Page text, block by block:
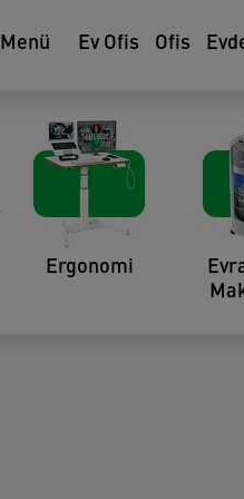
Menü Ev Ofis Ofis
Ergonomi